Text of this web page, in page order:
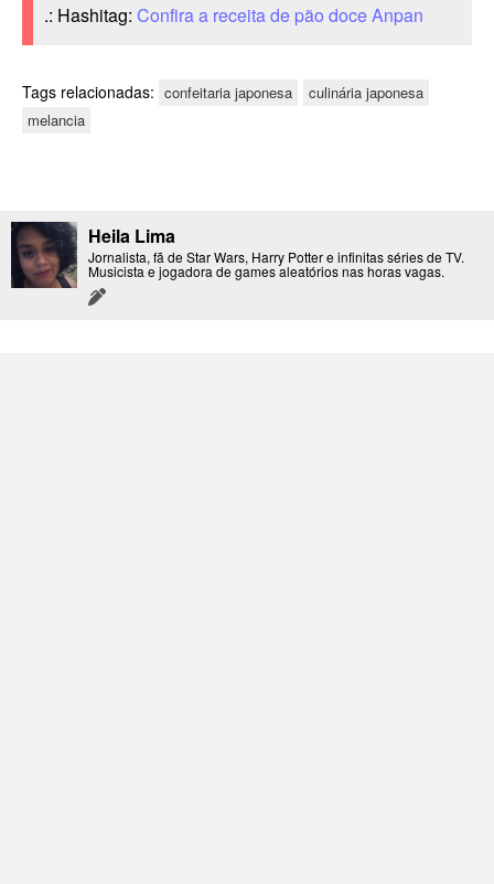
.: Hashitag: Confira a receita de pão doce Anpan
Tags relacionadas: confeitaria japonesa
culinária japonesa
melancia
Heila Lima
Jornalista, fã de Star Wars, Harry Potter e infinitas séries de TV.
Musicista e jogadora de games aleatórios nas horas vagas.